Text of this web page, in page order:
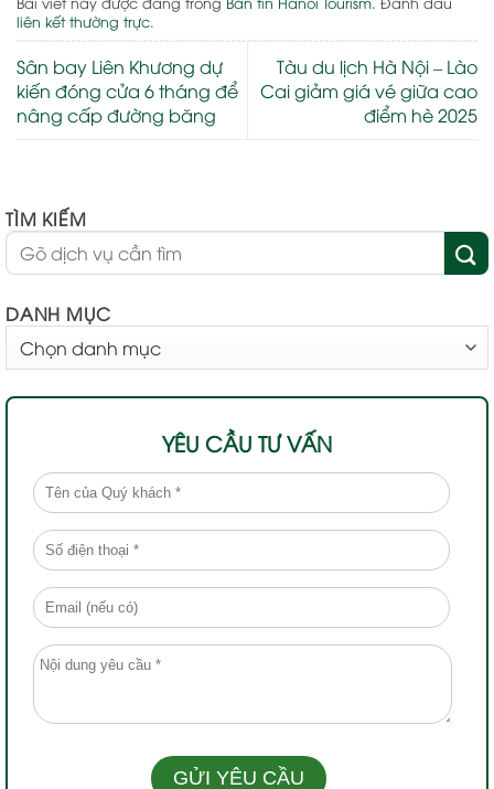
liên kết thường trực.
Sân bay Liên Khương dự
kiến đóng cửa 6 tháng để
nâng cấp đường băng
Tàu du lịch Hà Nội – Lào
Cai giảm giá vé giữa cao
điểm hè 2025
TÌM KIẾM
DANH MỤC
MỤC
YÊU CẦU TƯ VẤN